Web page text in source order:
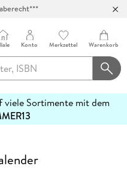
Konto Merkzettel Warenkorb
viele Sortimente mit dem